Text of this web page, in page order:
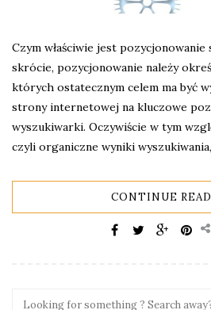
Czym właściwie jest
skrócie, pozycjonowanie należy
których ostatecznym celem ma być
strony internetowej na kluczowe
wyszukiwarki. Oczywiście w tym
czyli organiczne wyniki
CONTINUE